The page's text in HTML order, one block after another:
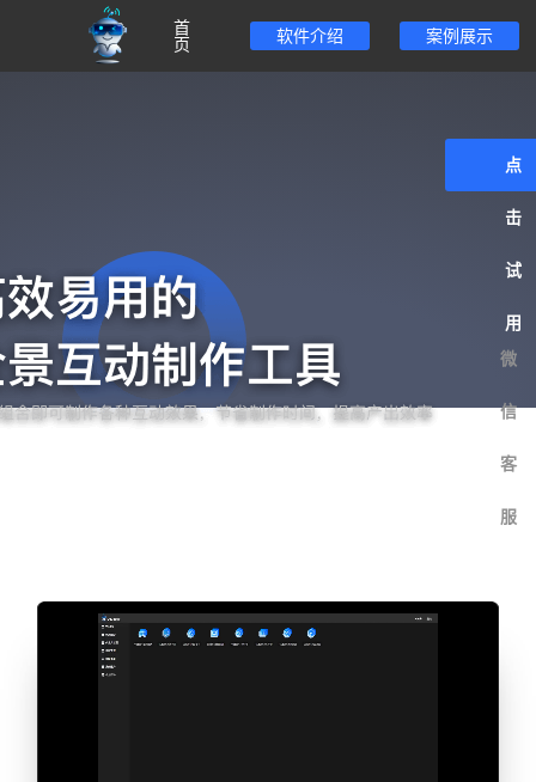
首
页
软件介绍 案例展示
点
击
试
用
微
信
客
服